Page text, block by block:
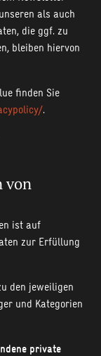
als auch
die ggf. zu
bleiben hiervon
finden Sie
.
von
ist auf
zur Erfüllung
den jeweiligen
und Kategorien
private